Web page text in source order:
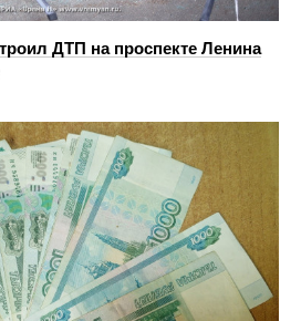
ДТП на проспекте Ленина